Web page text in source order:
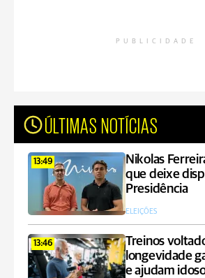
PUBLICIDADE
ÚLTIMAS NOTÍCIAS
13:49
Nikolas
que deixe
Presidência
ELEIÇÕES
13:46
Treinos
longevidade
e ajudam